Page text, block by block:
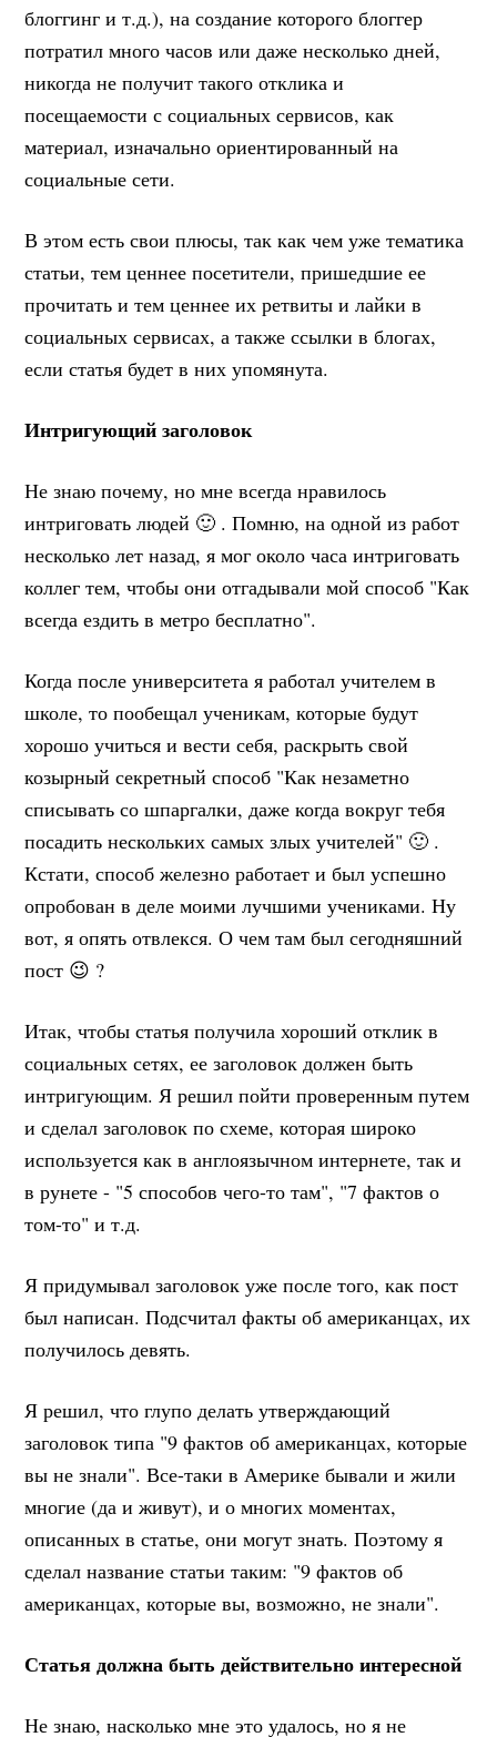
блоггинг и т.д.), на создание которого блоггер
потратил много часов или даже несколько дней,
никогда не получит такого отклика и
посещаемости с социальных сервисов, как
материал, изначально ориентированный на
социальные сети.
В этом есть свои плюсы, так как чем уже тематика
статьи, тем ценнее посетители, пришедшие ее
прочитать и тем ценнее их ретвиты и лайки в
социальных сервисах, а также ссылки в блогах,
если статья будет в них упомянута.
Интригующий заголовок
Не знаю почему, но мне всегда нравилось
интриговать людей 🙂 . Помню, на одной из работ
несколько лет назад, я мог около часа интриговать
коллег тем, чтобы они отгадывали мой способ "Как
всегда ездить в метро бесплатно".
Когда после университета я работал учителем в
школе, то пообещал ученикам, которые будут
хорошо учиться и вести себя, раскрыть свой
козырный секретный способ "Как незаметно
списывать со шпаргалки, даже когда вокруг тебя
посадить нескольких самых злых учителей" 🙂 .
Кстати, способ железно работает и был успешно
опробован в деле моими лучшими учениками. Ну
вот, я опять отвлекся. О чем там был сегодняшний
пост 😉 ?
Итак, чтобы статья получила хороший отклик в
социальных сетях, ее заголовок должен быть
интригующим. Я решил пойти проверенным путем
и сделал заголовок по схеме, которая широко
используется как в англоязычном интернете, так и
в рунете - "5 способов чего-то там", "7 фактов о
том-то" и т.д.
Я придумывал заголовок уже после того, как пост
был написан. Подсчитал факты об американцах, их
получилось девять.
Я решил, что глупо делать утверждающий
заголовок типа "9 фактов об американцах, которые
вы не знали". Все-таки в Америке бывали и жили
многие (да и живут), и о многих моментах,
описанных в статье, они могут знать. Поэтому я
сделал название статьи таким: "9 фактов об
американцах, которые вы, возможно, не знали".
Статья должна быть действительно интересной
Не знаю, насколько мне это удалось, но я не